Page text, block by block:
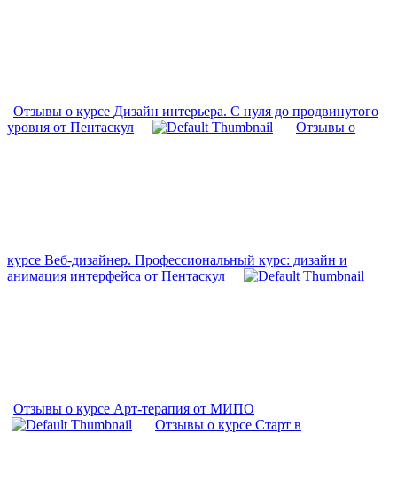
Отзывы о курсе Дизайн интерьера. С нуля до продвинутого
уровня от Пентаскул
Отзывы о
курсе Веб-дизайнер. Профессиональный курс: дизайн и
анимация интерфейса от Пентаскул
Отзывы о курсе Арт-терапия от МИПО
Отзывы о курсе Старт в